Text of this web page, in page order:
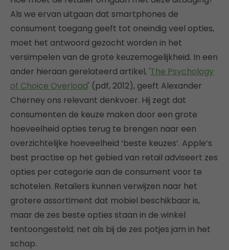
Als we ervan uitgaan dat smartphones de
consument toegang geeft tot oneindig veel opties,
moet het antwoord gezocht worden in het
versimpelen van de grote keuzemogelijkheid. In een
ander hieraan gerelateerd artikel, 'The Psychology
of Choice Overload' (pdf, 2012), geeft Alexander
Cherney ons relevant denkvoer. Hij zegt dat
consumenten de keuze maken door een grote
hoeveelheid opties terug te brengen naar een
overzichtelijke hoeveelheid ‘beste keuzes’. Apple’s
best practise op het gebied van retail adviseert zes
opties per categorie aan de consument voor te
schotelen. Retailers kunnen verwijzen naar het
grotere assortiment dat mobiel beschikbaar is,
maar de zes beste opties staan in de winkel
tentoongesteld; net als bij de zes potjes jam in het
schap.